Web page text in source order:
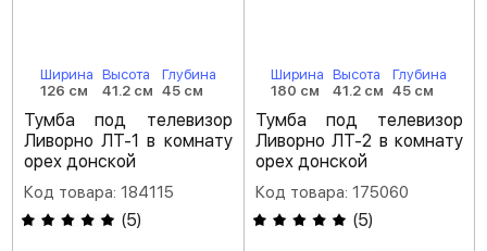
Ширина
126 см
Высота
41.2 см
Глубина
45 см
Тумба под телевизор
Ливорно ЛТ-1 в комнату
орех донской
Код товара: 184115
(5)
Ширина
180 см
Высота
41.2 см
Глубина
45 см
Тумба под телевизор
Ливорно ЛТ-2 в комнату
орех донской
Код товара: 175060
(5)